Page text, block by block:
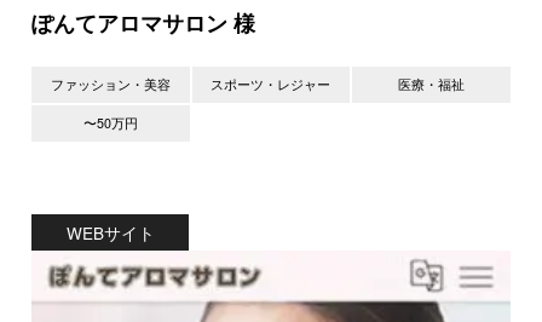
ぽんてアロマサロン 様
ファッション・美容 スポーツ・レジャー 医療・福祉
〜50万円
WEBサイト